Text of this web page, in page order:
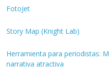
FotoJet
Story Map (Knight Lab)
Herramienta para periodistas:
narrativa atractiva